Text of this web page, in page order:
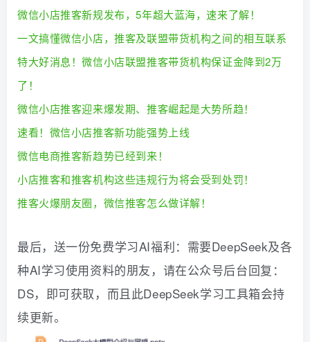
微信小店推客新规发布，5年超大蓝海，速来了解！
一文搞懂微信小店，推客及联盟带货机构之间的相互联系
特大好消息！微信小店联盟推客带货机构保证金降到2万
了！
微信小店推客迎来爆发期、推客崛起是大势所趋！
速看！微信小店推客新功能强势上线
微信电商推客新趋势已经到来！
小店推客和推客机构这些违规行为将会受到处罚！
推客火爆朋友圈，微信推客怎么做详解！
最后，送一份免费学习AI福利：需要DeepSeek及各
种AI学习使用资料的朋友，请在公众号后台回复：
DS，即可获取，而且此DeepSeek学习工具箱会持
续更新。